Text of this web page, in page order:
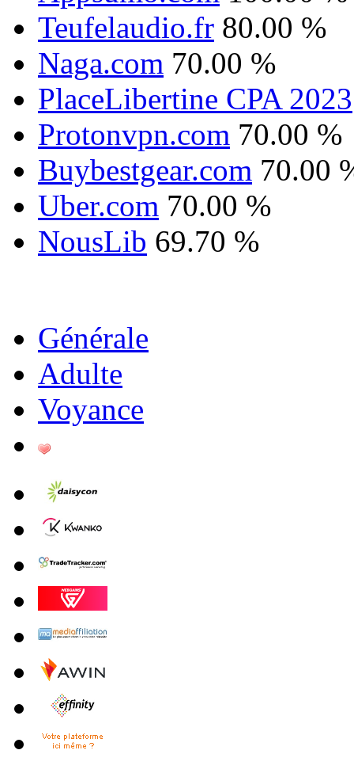
Teufelaudio.fr 80.00 %
Naga.com 70.00 %
PlaceLibertine CPA 2023
Protonvpn.com 70.00 %
Buybestgear.com 70.00
Uber.com 70.00 %
NousLib 69.70 %
Générale
Adulte
Voyance